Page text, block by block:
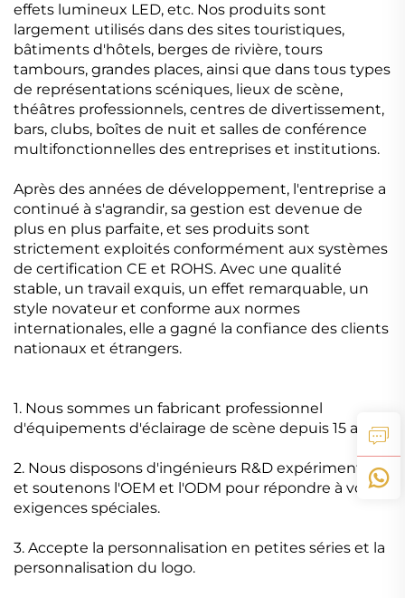
effets lumineux LED, etc. Nos produits sont
largement utilisés dans des sites touristiques,
bâtiments d'hôtels, berges de rivière, tours
tambours, grandes places, ainsi que dans tous types
de représentations scéniques, lieux de scène,
théâtres professionnels, centres de divertissement,
bars, clubs, boîtes de nuit et salles de conférence
multifonctionnelles des entreprises et institutions.
Après des années de développement, l'entreprise a
continué à s'agrandir, sa gestion est devenue de
plus en plus parfaite, et ses produits sont
strictement exploités conformément aux systèmes
de certification CE et ROHS. Avec une qualité
stable, un travail exquis, un effet remarquable, un
style novateur et conforme aux normes
internationales, elle a gagné la confiance des clients
nationaux et étrangers.
1. Nous sommes un fabricant professionnel
d'équipements d'éclairage de scène depuis 15 ans.
2. Nous disposons d'ingénieurs R&D expérimentés
et soutenons l'OEM et l'ODM pour répondre à vos
exigences spéciales.
3. Accepte la personnalisation en petites séries et la
personnalisation du logo.